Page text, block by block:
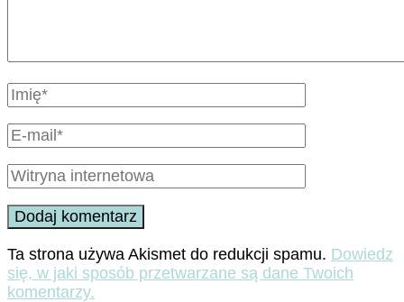
Ta strona używa Akismet do redukcji spamu. Dowiedz
się, w jaki sposób przetwarzane są dane Twoich
komentarzy.